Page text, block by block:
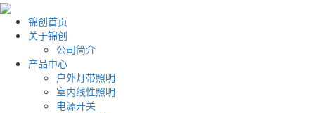
锦创首页
关于锦创
公司简介
产品中心
户外灯带照明
室内线性照明
电源开关